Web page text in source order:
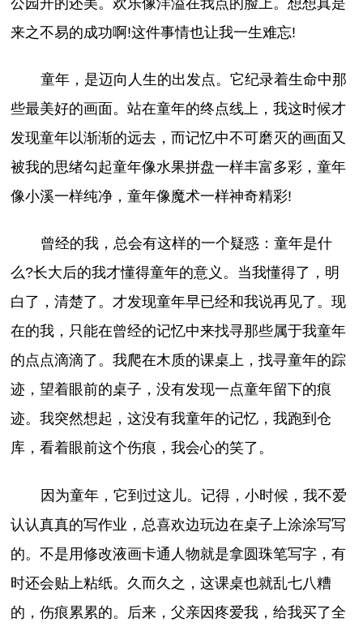
公园开的还美。欢乐像洋溢在我点的脸上。想想真是
来之不易的成功啊!这件事情也让我一生难忘!
童年，是迈向人生的出发点。它纪录着生命中那
些最美好的画面。站在童年的终点线上，我这时候才
发现童年以渐渐的远去，而记忆中不可磨灭的画面又
被我的思绪勾起童年像水果拼盘一样丰富多彩，童年
像小溪一样纯净，童年像魔术一样神奇精彩!
曾经的我，总会有这样的一个疑惑：童年是什
么?长大后的我才懂得童年的意义。当我懂得了，明
白了，清楚了。才发现童年早已经和我说再见了。现
在的我，只能在曾经的记忆中来找寻那些属于我童年
的点点滴滴了。我爬在木质的课桌上，找寻童年的踪
迹，望着眼前的桌子，没有发现一点童年留下的痕
迹。我突然想起，这没有我童年的记忆，我跑到仓
库，看着眼前这个伤痕，我会心的笑了。
因为童年，它到过这儿。记得，小时候，我不爱
认认真真的写作业，总喜欢边玩边在桌子上涂涂写写
的。不是用修改液画卡通人物就是拿圆珠笔写字，有
时还会贴上粘纸。久而久之，这课桌也就乱七八糟
的，伤痕累累的。后来，父亲因疼爱我，给我买了全